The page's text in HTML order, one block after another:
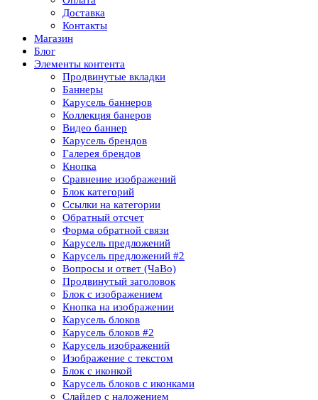
Доставка
Контакты
Магазин
Блог
Элементы контента
Продвинутые вкладки
Баннеры
Карусель баннеров
Коллекция банеров
Видео баннер
Карусель брендов
Галерея брендов
Кнопка
Сравнение изображений
Блок категорий
Ссылки на категории
Обратный отсчет
Форма обратной связи
Карусель предложений
Карусель предложений​ #2
Вопросы и ответ (ЧаВо)
Продвинутый заголовок
Блок с изображением
Кнопка на изображении
Карусель блоков
Карусель блоков​ #2
Карусель изображений
Изображение с текстом
Блок с иконкой
Карусель блоков с иконками
Слайдер с наложением